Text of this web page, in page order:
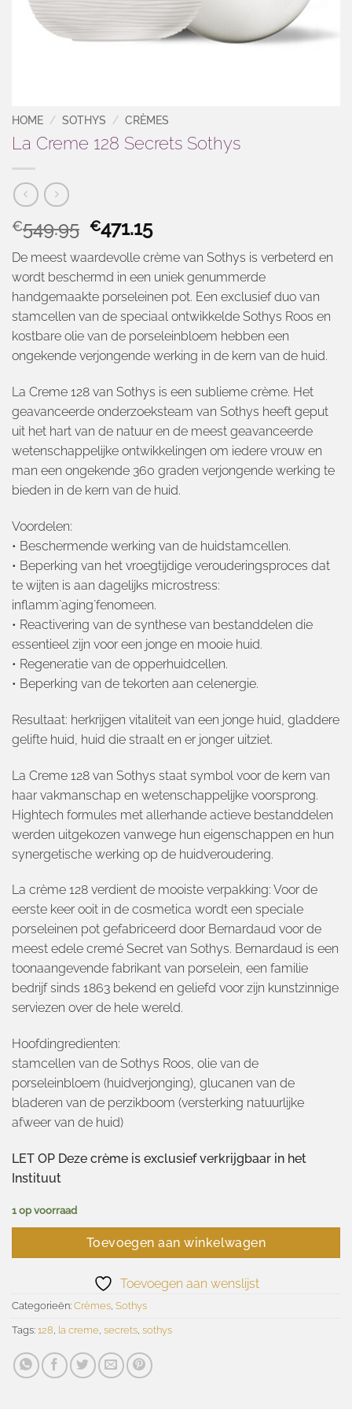
HOME / SOTHYS / CRÈMES
La Creme 128 Secrets Sothys
€549.95 Oorspronkelijke
prijs
was:
€549.95.
€471.15Huidige
prijs
is:
€471.15.
De meest waardevolle crème van Sothys is verbeterd en
wordt beschermd in een uniek genummerde
handgemaakte porseleinen pot. Een exclusief duo van
stamcellen van de speciaal ontwikkelde Sothys Roos en
kostbare olie van de porseleinbloem hebben een
ongekende verjongende werking in de kern van de huid.
La Creme 128 van Sothys is een sublieme crème. Het
geavanceerde onderzoeksteam van Sothys heeft geput
uit het hart van de natuur en de meest geavanceerde
wetenschappelijke ontwikkelingen om iedere vrouw en
man een ongekende 360 graden verjongende werking te
bieden in de kern van de huid.
Voordelen:
• Beschermende werking van de huidstamcellen.
• Beperking van het vroegtijdige verouderingsproces dat
te wijten is aan dagelijks microstress:
inflamm`aging`fenomeen.
• Reactivering van de synthese van bestanddelen die
essentieel zijn voor een jonge en mooie huid.
• Regeneratie van de opperhuidcellen.
• Beperking van de tekorten aan celenergie.
Resultaat: herkrijgen vitaliteit van een jonge huid, gladdere
gelifte huid, huid die straalt en er jonger uitziet.
La Creme 128 van Sothys staat symbol voor de kern van
haar vakmanschap en wetenschappelijke voorsprong.
Hightech formules met allerhande actieve bestanddelen
werden uitgekozen vanwege hun eigenschappen en hun
synergetische werking op de huidveroudering.
La crème 128 verdient de mooiste verpakking: Voor de
eerste keer ooit in de cosmetica wordt een speciale
porseleinen pot gefabriceerd door Bernardaud voor de
meest edele cremé Secret van Sothys. Bernardaud is een
toonaangevende fabrikant van porselein, een familie
bedrijf sinds 1863 bekend en geliefd voor zijn kunstzinnige
serviezen over de hele wereld.
Hoofdingredienten:
stamcellen van de Sothys Roos, olie van de
porseleinbloem (huidverjonging), glucanen van de
bladeren van de perzikboom (versterking natuurlijke
afweer van de huid)
LET OP Deze crème is exclusief verkrijgbaar in het
Instituut
1 op voorraad
Toevoegen aan winkelwagen
Toevoegen aan wenslijst
Categorieën: Crèmes, Sothys
Tags: 128, la creme, secrets, sothys